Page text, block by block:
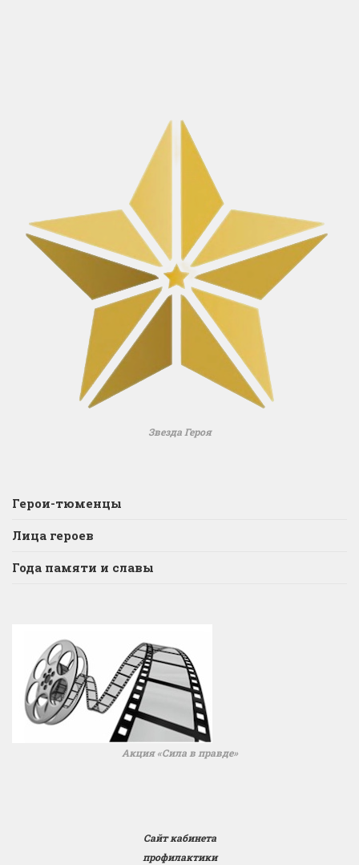
Звезда Героя
Герои-тюменцы
Лица героев
Года памяти и славы
Акция «Сила в правде»
Сайт кабинета
профилактики